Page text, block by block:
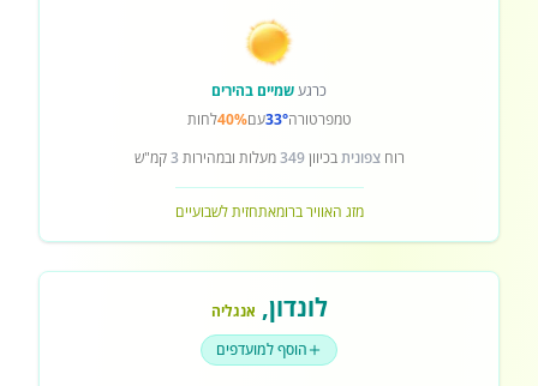
כרגעשמיים בהירים
טמפרטורה33°עם40%לחות
רוחצפוניתבכיוון349מעלות ובמהירות 3קמ"ש
מזג האוויר ברומאתחזית לשבועיים
לונדון, אנגליה
הוסף למועדפים